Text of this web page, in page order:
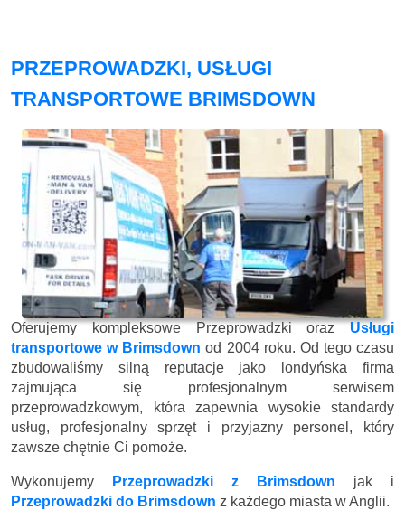
PRZEPROWADZKI, USŁUGI
TRANSPORTOWE BRIMSDOWN
Oferujemy kompleksowe Przeprowadzki orazUsługi
transportowe w Brimsdown od 2004 roku. Od tego czasu
zbudowaliśmy silną reputacje jako londyńska firma
zajmująca się profesjonalnym serwisem
przeprowadzkowym, która zapewnia wysokie standardy
usług, profesjonalny sprzęt i przyjazny personel, który
zawsze chętnie Ci pomoże.
Wykonujemy Przeprowadzki z Brimsdown jak i
Przeprowadzki do Brimsdown z każdego miasta w Anglii.